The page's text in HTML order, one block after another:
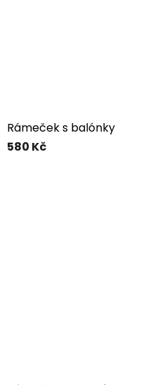
Rámeček s balónky
580 Kč